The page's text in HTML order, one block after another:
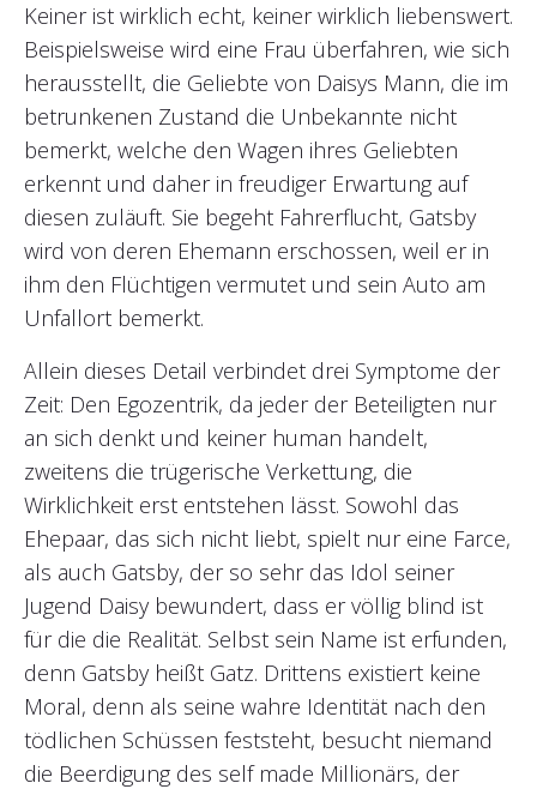
Keiner ist wirklich echt, keiner wirklich liebenswert.
Beispielsweise wird eine Frau überfahren, wie sich
herausstellt, die Geliebte von Daisys Mann, die im
betrunkenen Zustand die Unbekannte nicht
bemerkt, welche den Wagen ihres Geliebten
erkennt und daher in freudiger Erwartung auf
diesen zuläuft. Sie begeht Fahrerflucht, Gatsby
wird von deren Ehemann erschossen, weil er in
ihm den Flüchtigen vermutet und sein Auto am
Unfallort bemerkt.
Allein dieses Detail verbindet drei Symptome der
Zeit: Den Egozentrik, da jeder der Beteiligten nur
an sich denkt und keiner human handelt,
zweitens die trügerische Verkettung, die
Wirklichkeit erst entstehen lässt. Sowohl das
Ehepaar, das sich nicht liebt, spielt nur eine Farce,
als auch Gatsby, der so sehr das Idol seiner
Jugend Daisy bewundert, dass er völlig blind ist
für die die Realität. Selbst sein Name ist erfunden,
denn Gatsby heißt Gatz. Drittens existiert keine
Moral, denn als seine wahre Identität nach den
tödlichen Schüssen feststeht, besucht niemand
die Beerdigung des self made Millionärs, der